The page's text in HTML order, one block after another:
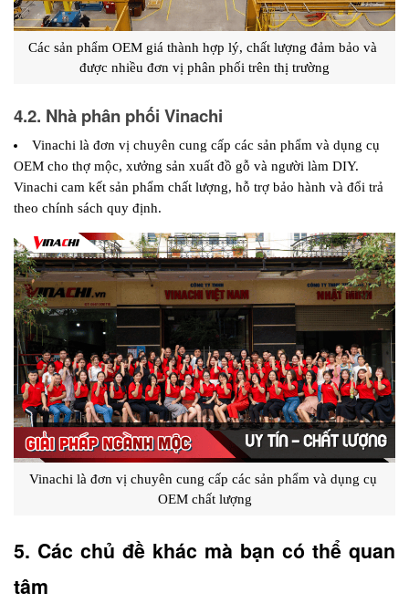
Các sản phẩm OEM giá thành hợp lý, chất lượng đảm bảo và
được nhiều đơn vị phân phối trên thị trường
4.2. Nhà phân phối Vinachi
Vinachi là đơn vị chuyên cung cấp các sản phẩm và dụng cụ
OEM cho thợ mộc, xưởng sản xuất đồ gỗ và người làm DIY.
Vinachi cam kết sản phẩm chất lượng, hỗ trợ bảo hành và đổi trả
theo chính sách quy định.
Vinachi là đơn vị chuyên cung cấp các sản phẩm và dụng cụ
OEM chất lượng
5. Các chủ đề khác mà bạn có thể quan
tâm